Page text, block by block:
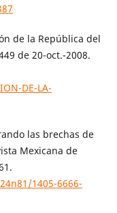
de la República del
de 20-oct.-2008.
DE-LA-
las brechas de
Mexicana de
1405-6666-